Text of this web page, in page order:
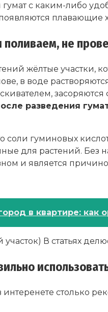
с каким-либо
плавающие
не
жёлтые участки,
в воде
разведения
соли гуминовых
для растений.
и является
в квартире: как
В статьях
интеренете столько